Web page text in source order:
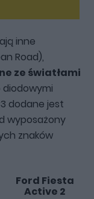
inne
Road),
ze światłami
diodowymi
dodane jest
wyposażony
znaków
Ford Fiesta
Active 2